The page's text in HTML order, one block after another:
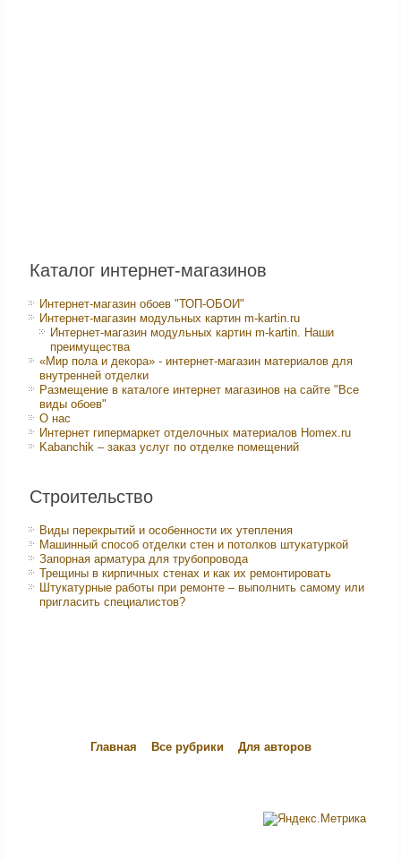
Каталог интернет-магазинов
Интернет-магазин обоев "ТОП-ОБОИ"
Интернет-магазин модульных картин m-kartin.ru
Интернет-магазин модульных картин m-kartin. Наши
преимущества
«Мир пола и декора» - интернет-магазин материалов для
внутренней отделки
Размещение в каталоге интернет магазинов на сайте "Все
виды обоев"
О нас
Интернет гипермаркет отделочных материалов Homex.ru
Kabanchik – заказ услуг по отделке помещений
Строительство
Виды перекрытий и особенности их утепления
Машинный способ отделки стен и потолков штукатуркой
Запорная арматура для трубопровода
Трещины в кирпичных стенах и как их ремонтировать
Штукатурные работы при ремонте – выполнить самому или
пригласить специалистов?
Главная Все рубрики Для авторов